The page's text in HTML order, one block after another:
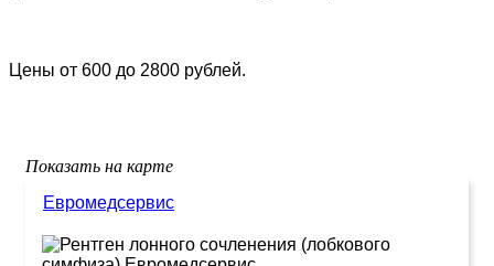
Цены от 600 до 2800 рублей.
Показать на карте
Евромедсервис